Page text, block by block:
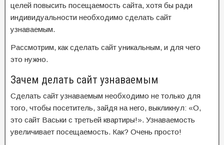
целей повысить посещаемость сайта, хотя бы ради
индивидуальности необходимо сделать сайт
узнаваемым.
Рассмотрим, как сделать сайт уникальным, и для чего
это нужно.
Зачем делать сайт узнаваемым
Сделать сайт узнаваемым необходимо не только для
того, чтобы посетитель, зайдя на него, выкликнул: «О,
это сайт Васьки с третьей квартиры!». Узнаваемость
увеличивает посещаемость. Как? Очень просто!